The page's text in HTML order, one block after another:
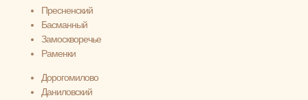
Пресненский
Басманный
Замоскворечье
Раменки
Дорогомилово
Даниловский